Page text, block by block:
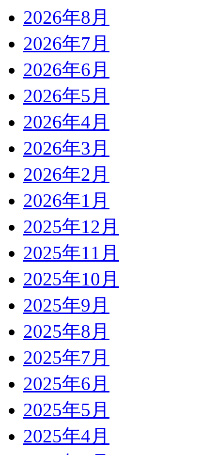
2026年8月
2026年7月
2026年6月
2026年5月
2026年4月
2026年3月
2026年2月
2026年1月
2025年12月
2025年11月
2025年10月
2025年9月
2025年8月
2025年7月
2025年6月
2025年5月
2025年4月